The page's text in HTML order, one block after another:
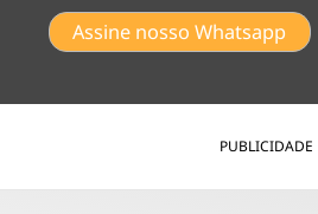
Assine nosso Whatsapp
PUBLICIDADE